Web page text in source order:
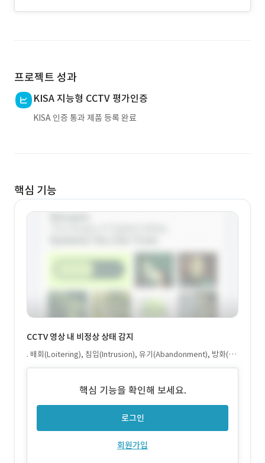
프로젝트 성과
KISA 지능형 CCTV 평가인증
KISA 인증 통과 제품 등록 완료
핵심 기능
CCTV 영상 내 비정상 상태 감지
. 배회(Loitering), 침입(Intrusion), 유기(Abandonment), 방화(Fir
eDetection) 상태 감지 . RTSP CCTV 카메라에서 취득된 이미지에
핵심 기능을 확인해 보세요.
로그인
회원가입